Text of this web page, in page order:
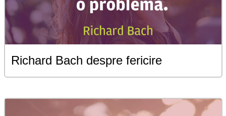
Richard Bach despre fericire